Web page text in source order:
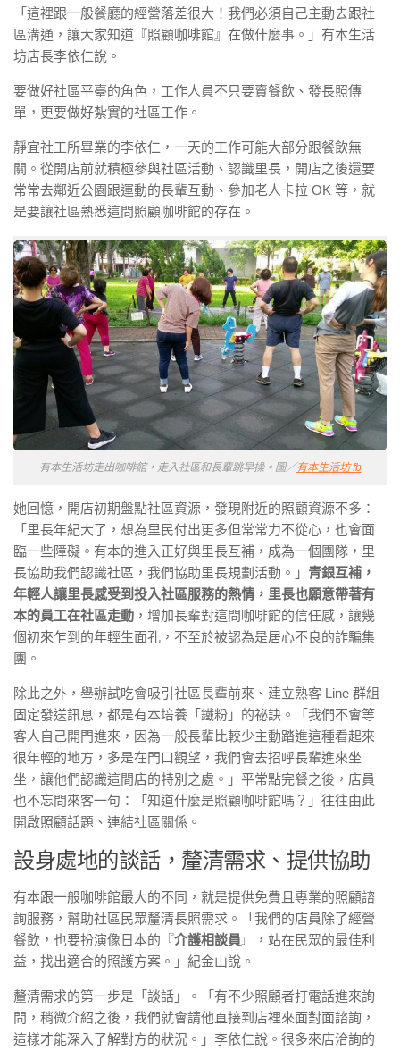
「這裡跟一般餐廳的經營落差很大！我們必須自己主動去跟社
區溝通，讓大家知道『照顧咖啡館』在做什麼事。」有本生活
坊店長李依仁說。
要做好社區平臺的角色，工作人員不只要賣餐飲、發長照傳
單，更要做好紮實的社區工作。
靜宜社工所畢業的李依仁，一天的工作可能大部分跟餐飲無
關。從開店前就積極參與社區活動、認識里長，開店之後還要
常常去鄰近公園跟運動的長輩互動、參加老人卡拉 OK 等，就
是要讓社區熟悉這間照顧咖啡館的存在。
有本生活坊走出咖啡館，走入社區和長輩跳早操。圖／有本生活坊 fb
她回憶，開店初期盤點社區資源，發現附近的照顧資源不多：
「里長年紀大了，想為里民付出更多但常常力不從心，也會面
臨一些障礙。有本的進入正好與里長互補，成為一個團隊，里
長協助我們認識社區，我們協助里長規劃活動。」 青銀互補，
年輕人讓里長感受到投入社區服務的熱情，里長也願意帶著有
本的員工在社區走動 ，增加長輩對這間咖啡館的信任感，讓幾
個初來乍到的年輕生面孔，不至於被認為是居心不良的詐騙集
團。
除此之外，舉辦試吃會吸引社區長輩前來、建立熟客 Line 群組
固定發送訊息，都是有本培養「鐵粉」的祕訣。「我們不會等
客人自己開門進來，因為一般長輩比較少主動踏進這種看起來
很年輕的地方，多是在門口觀望，我們會去招呼長輩進來坐
坐，讓他們認識這間店的特別之處。」平常點完餐之後，店員
也不忘問來客一句：「知道什麼是照顧咖啡館嗎？」往往由此
開啟照顧話題、連結社區關係。
設身處地的談話，釐清需求、提供協助
有本跟一般咖啡館最大的不同，就是提供免費且專業的照顧諮
詢服務，幫助社區民眾釐清長照需求。「我們的店員除了經營
餐飲，也要扮演像日本的『介護相談員 』，站在民眾的最佳利
益，找出適合的照護方案。」紀金山說。
釐清需求的第一步是「談話」。「有不少照顧者打電話進來詢
問，稍微介紹之後，我們就會請他直接到店裡來面對面諮詢，
這樣才能深入了解對方的狀況。」李依仁說。很多來店洽詢的